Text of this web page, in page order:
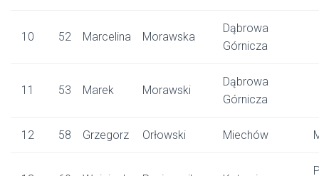
10 52 Marcelina Morawska
Dąbrowa
Górnicza
11 53 Marek Morawski
Dąbrowa
Górnicza
12 58 Grzegorz Orłowski Miechów